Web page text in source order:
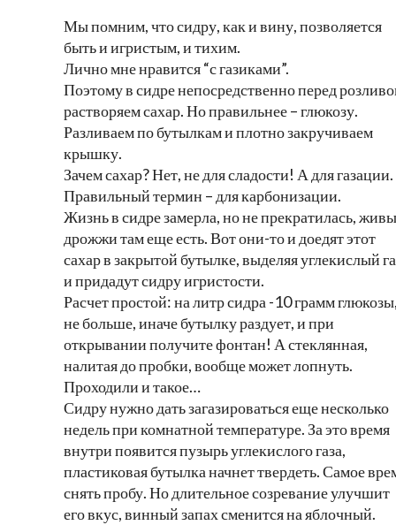
Мы помним, что сидру, как и вину, позволяется
быть и игристым, и тихим.
Лично мне нравится “с газиками”.
Поэтому в сидре непосредственно перед
растворяем сахар. Но правильнее – глюкозу.
Разливаем по бутылкам и плотно закручиваем
крышку.
Зачем сахар? Нет, не для сладости! А для газации.
Правильный термин – для карбонизации.
Жизнь в сидре замерла, но не прекратилась,
дрожжи там еще есть. Вот они-то и доедят этот
сахар в закрытой бутылке, выделяя углекислый
и придадут сидру игристости.
Расчет простой: на литр сидра -10 грамм
не больше, иначе бутылку раздует, и при
открывании получите фонтан! А стеклянная,
налитая до пробки, вообще может лопнуть.
Проходили и такое…
Сидру нужно дать загазироваться еще несколько
недель при комнатной температуре. За это время
внутри появится пузырь углекислого газа,
пластиковая бутылка начнет твердеть. Самое
снять пробу. Но длительное созревание улучшит
его вкус, винный запах сменится на яблочный.